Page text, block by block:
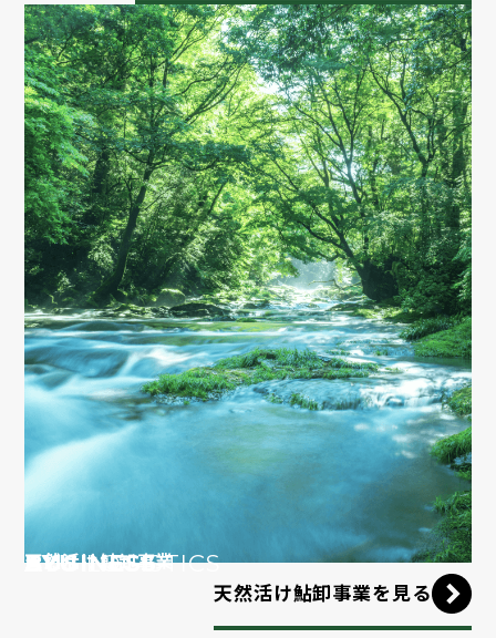
天然活け鮎卸事業
AYULOGISTICS
BUSINESS
天然活け鮎卸事業を見る